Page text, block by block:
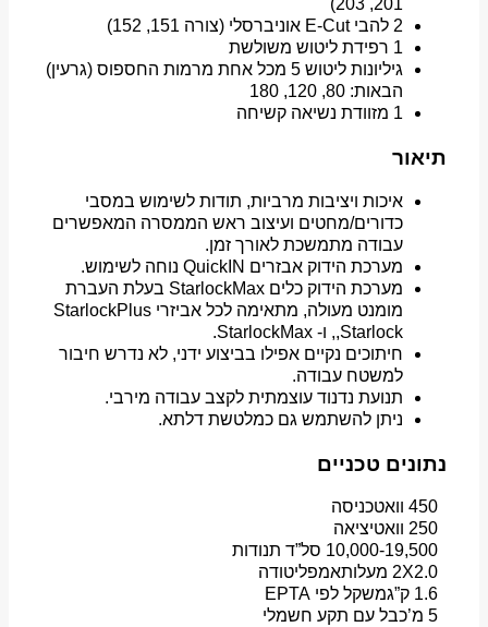
201, 203)
2 להבי E-Cut אוניברסלי (צורה 151, 152)
1 רפידת ליטוש משולשת
גיליונות ליטוש 5 מכל אחת מרמות החספוס (גרעין)
הבאות: 80, 120, 180
1 מזוודת נשיאה קשיחה
תיאור
איכות ויציבות מרביות, תודות לשימוש במסבי
כדורים/מחטים ועיצוב ראש הממסרה המאפשרים
עבודה מתמשכת לאורך זמן.
מערכת הידוק אבזרים QuickIN נוחה לשימוש.
מערכת הידוק כלים StarlockMax בעלת העברת
מומנט מעולה, מתאימה לכל אביזרי StarlockPlus
,Starlock, ו- StarlockMax.
חיתוכים נקיים אפילו בביצוע ידני, לא נדרש חיבור
למשטח עבודה.
תנועת נדנוד עוצמתית לקצב עבודה מירבי.
ניתן להשתמש גם כמלטשת דלתא.
נתונים טכניים
450 וואט
כניסה
250 וואט
יציאה
10,000-19,500 סל”ד
תנודות
2X2.0 מעלות
אמפליטודה
1.6 ק”ג
משקל לפי EPTA
5 מ’
כבל עם תקע חשמלי